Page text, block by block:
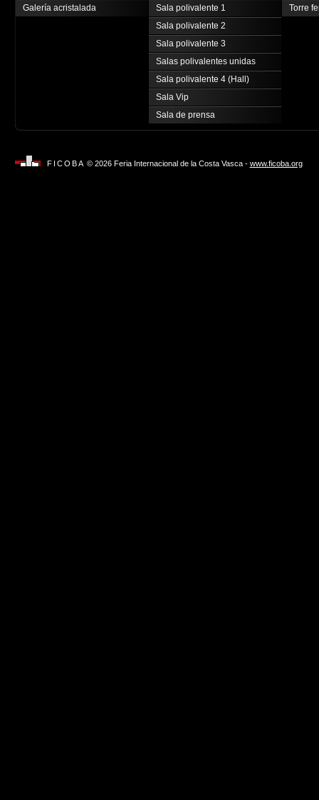
Galería acristalada
Sala polivalente 1
Sala polivalente 2
Sala polivalente 3
Salas polivalentes unidas
Sala polivalente 4 (Hall)
Sala Vip
Sala de prensa
Torre
FICOBA © 2026 Feria Internacional de la Costa Vasca - www.ficoba.org